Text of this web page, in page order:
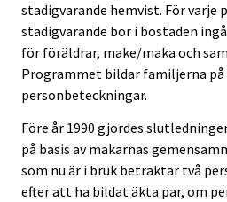
stadigvarande hemvist. För varje
stadigvarande bor i bostaden
för föräldrar, make/maka och
Programmet bildar familjerna på
personbeteckningar.
Före år 1990 gjordes
på basis av makarnas
som nu är i bruk betraktar två
efter att ha bildat äkta par, om